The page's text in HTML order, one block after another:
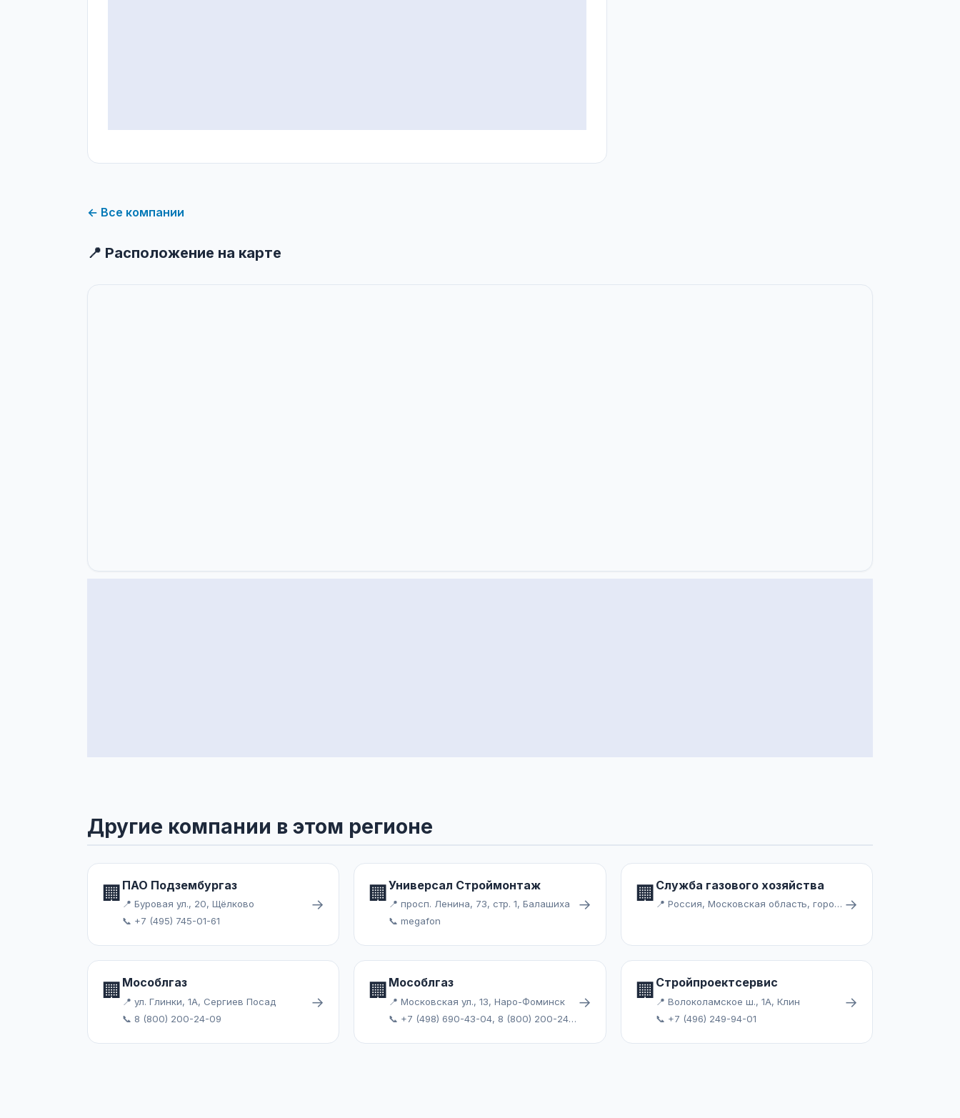
← Все компании
📍 Расположение на карте
Другие компании в этом регионе
🏢 ПАО Подзембургаз
📍 Буровая ул., 20, Щёлково
📞 +7 (495) 745-01-61
→ 🏢Универсал Строймонтаж
📍 просп. Ленина, 73, стр. 1, Балашиха
📞 megafon
→ 🏢 Служба газового хозяйства
📍 Россия, Московская область, городской округ Ступино, село Татариново →
🏢 Мособлгаз
📍 ул. Глинки, 1А, Сергиев Посад
📞 8 (800) 200-24-09
→ 🏢 Мособлгаз
📍 Московская ул., 13, Наро-Фоминск
📞 +7 (498) 690-43-04, 8 (800) 200-24-09
→ 🏢 Стройпроектсервис
📍 Волоколамское ш., 1А, Клин
📞 +7 (496) 249-94-01
→